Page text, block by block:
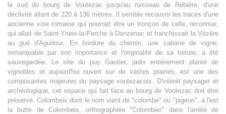
le sud du bourg de Voutezac jusqu'au ruisseau de Rebière, d'une
déclivité allant de 220 à 136 mètres. Il semble recouvrir les traces d'une
ancienne voie romaine qui pourrait étre un tronçon de celle, reconnue,
qui allait de Saint-Yrieix-la-Perche à Donzenac et franchissait la Vézère
au gué d'Agudour. En bordure du chemin, une cabane de vigne,
remarquable par son importance et l'originalité de sa toiture, a été
sauvegardée. Le site du puy Gautier, jadis entièrement planté de
vignobles et aujourd'hui ouvert sur de vastes prairies, est une des
composantes majeures du paysage voutezacois. D'intérét paysager et
archéologique, cet espace qui fait face au bourg de Voutezac doit étre
préservé. Colombeix dont le nom vient de "colombe" ou "pigeon", à l'est
la butte de Colombeix, orthographiée "Colombier" dans l'arrété de